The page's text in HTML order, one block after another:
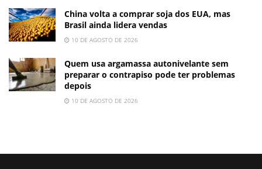
China volta a comprar soja dos EUA, mas
Brasil ainda lidera vendas
10 DE AGOSTO DE 2026
Quem usa argamassa autonivelante sem
preparar o contrapiso pode ter problemas
depois
10 DE AGOSTO DE 2026